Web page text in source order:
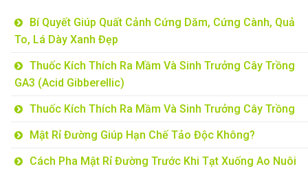
Bí Quyết Giúp Quất Cảnh Cứng Dăm, Cứng Cành, Quả
To, Lá Dày Xanh Đẹp
Thuốc Kích Thích Ra Mầm Và Sinh Trưởng Cây Trồng
GA3 (Acid Gibberellic)
Thuốc Kích Thích Ra Mầm Và Sinh Trưởng Cây Trồng
Mật Rỉ Đường Giúp Hạn Chế Tảo Độc Không?
Cách Pha Mật Rỉ Đường Trước Khi Tạt Xuống Ao Nuôi